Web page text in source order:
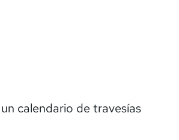
calendario de travesías